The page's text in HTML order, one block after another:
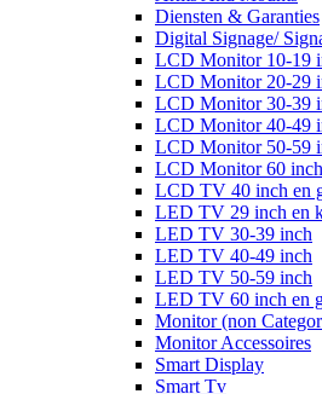
Diensten & Garanties
Digital Signage/
LCD Monitor 10-19
LCD Monitor 20-29
LCD Monitor 30-39
LCD Monitor 40-49
LCD Monitor 50-59
LCD Monitor 60
LCD TV 40 inch en
LED TV 29 inch en
LED TV 30-39 inch
LED TV 40-49 inch
LED TV 50-59 inch
LED TV 60 inch en
Monitor (non
Monitor Accessoires
Smart Display
Smart Tv